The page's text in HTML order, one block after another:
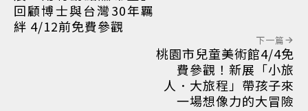
回顧博士與台灣30年羈
絆 4/12前免費參觀
下一篇
桃園市兒童美術館4/4免
費參觀！新展「小旅
人．大旅程」帶孩子來
一場想像力的大冒險